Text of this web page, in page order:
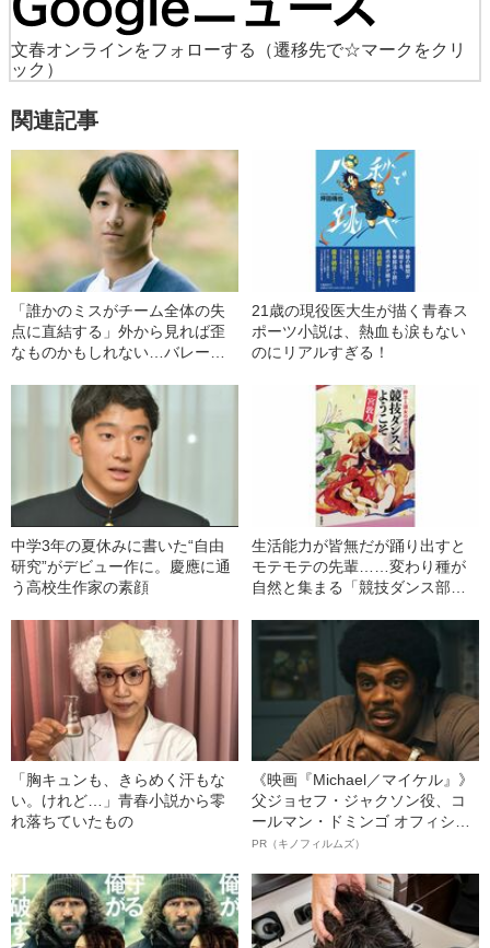
文春オンラインをフォローする
（遷移先で☆マークをクリ
ック）
関連記事
「誰かのミスがチーム全体の失
点に直結する」外から見れば歪
なものかもしれない…バレーボ
21歳の現役医大生が描く青春ス
ポーツ小説は、熱血も涙もない
のにリアルすぎる！
中学3年の夏休みに書いた“自由
研究”がデビュー作に。慶應に通
う高校生作家の素顔
生活能力が皆無だが踊り出すと
モテモテの先輩……変わり種が
自然と集まる「競技ダンス部」
「胸キュンも、きらめく汗もな
い。けれど…」青春小説から零
れ落ちていたもの
《映画『Michael／マイケル』》
父ジョセフ・ジャクソン役、コ
ールマン・ドミンゴ オフィシャ
ルインタビュー“観客を魅了した
語る”《日本興収70億円突破》
PR（キノフィルムズ）